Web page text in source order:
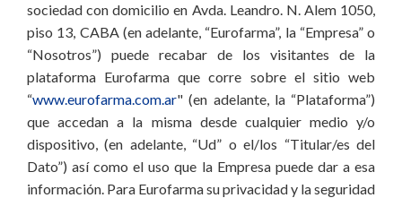
sociedad con domicilio en Avda. Leandro. N. Alem 1050,
piso 13, CABA (en adelante, “Eurofarma”, la “Empresa” o
“Nosotros”) puede recabar de los visitantes de la
plataforma Eurofarma que corre sobre el sitio web
“www.eurofarma.com.ar" (en adelante, la “Plataforma”)
que accedan a la misma desde cualquier medio y/o
dispositivo, (en adelante, “Ud” o el/los “Titular/es del
Dato”) así como el uso que la Empresa puede dar a esa
información. Para Eurofarma su privacidad y la seguridad